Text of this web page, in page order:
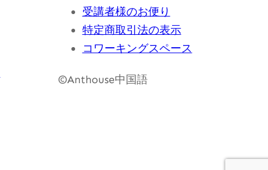
受講者様のお便り
特定商取引法の表示
コワーキングスペース
©Anthouse中国語